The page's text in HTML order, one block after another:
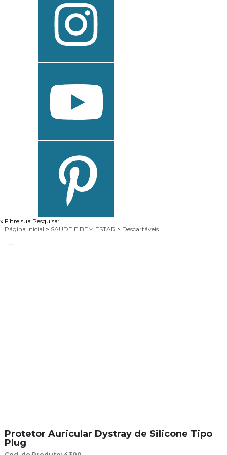
x Filtre sua Pesquisa:
Página Inicial > SAÚDE E BEM ESTAR > Descartáveis
Protetor Auricular Dystray de Silicone Tipo
Plug